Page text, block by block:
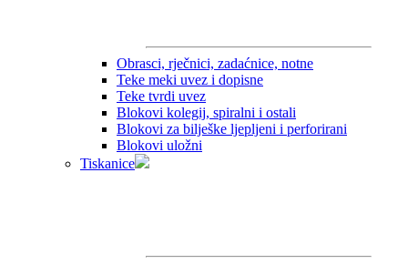
Obrasci, rječnici, zadaćnice, notne
Teke meki uvez i dopisne
Teke tvrdi uvez
Blokovi kolegij, spiralni i ostali
Blokovi za bilješke ljepljeni i perforirani
Blokovi uložni
Tiskanice